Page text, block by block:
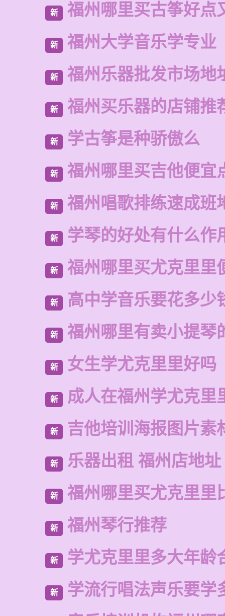
新 福州哪里买古筝好点
新 福州大学音乐学专业
新 福州乐器批发市场地
新 福州买乐器的店铺推
新 学古筝是种骄傲么
新 福州哪里买吉他便宜
新 福州唱歌排练速成班
新 学琴的好处有什么作
新 福州哪里买尤克里里
新 高中学音乐要花多少
新 福州哪里有卖小提琴
新 女生学尤克里里好吗
新 成人在福州学尤克里
新 吉他培训海报图片素
新 乐器出租 福州店地址
新 福州哪里买尤克里里
新 福州琴行推荐
新 学尤克里里多大年龄
新 学流行唱法声乐要学